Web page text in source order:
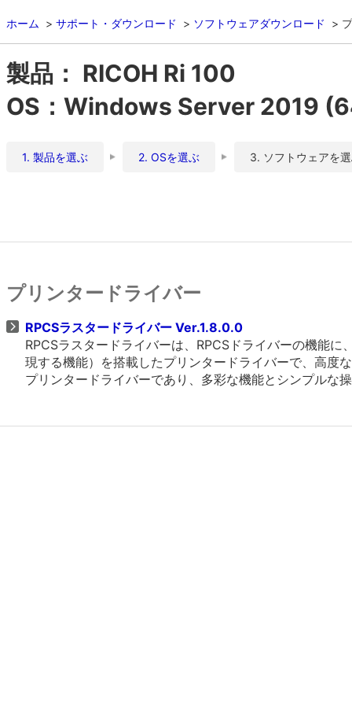
ホーム サポート・ダウンロード ソフトウェアダウンロード
製品： RICOH Ri 100
OS：Windows Server 2019
1. 製品を選ぶ 2. OSを選ぶ 3. ソフトウェアを
プリンタードライバー
RPCSラスタードライバー Ver.1.8.0.0
RPCSラスタードライバーは、RPCSドライバーの機能
現する機能）を搭載したプリンタードライバーで、高
プリンタードライバーであり、多彩な機能とシンプルな